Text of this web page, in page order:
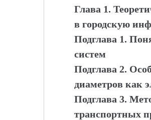
Глава 1.
в городскую
Подглава 1.
систем
Подглава 2.
диаметров как
Подглава 3.
транспортных